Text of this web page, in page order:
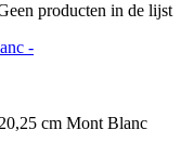
producten in de lijst
cm Mont Blanc